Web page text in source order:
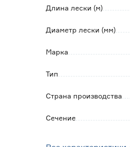
Длина лески (м)
Диаметр лески (мм)
Марка
Тип
Страна производства
Сечение